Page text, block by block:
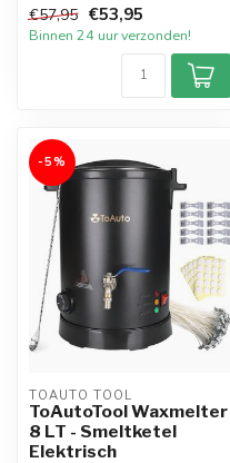
kleur Pa...
€57,95 €53,95
Binnen 24 uur verzonden!
-5%
TOAUTO TOOL
ToAutoTool Waxmelter
8 LT - Smeltketel
Elektrisch